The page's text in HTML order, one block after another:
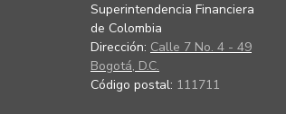
Superintendencia Financiera
de Colombia
Dirección: Calle 7 No. 4 - 49
Bogotá, D.C.
Código postal: 111711